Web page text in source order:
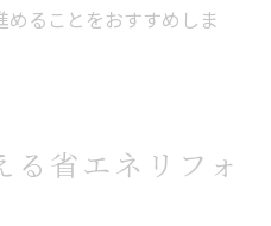
めることをおすすめしま
る省エネリフォ